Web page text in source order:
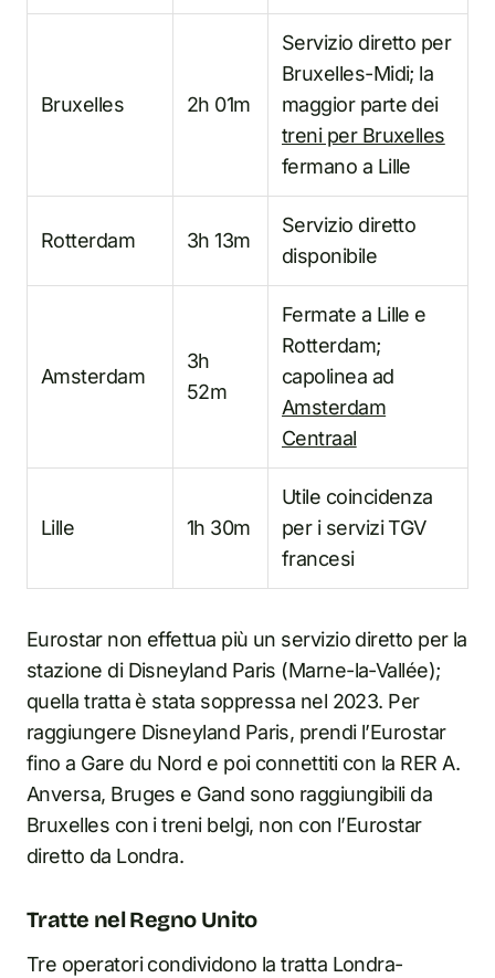
Bruxelles 2h 01m
Servizio diretto per
Bruxelles-Midi; la
maggior parte dei
treni per Bruxelles
fermano a Lille
Rotterdam 3h 13m
Servizio diretto
disponibile
Amsterdam
3h
52m
Fermate a Lille e
Rotterdam;
capolinea ad
Amsterdam
Centraal
Lille 1h 30m
Utile coincidenza
per i servizi TGV
francesi
Eurostar non effettua più un servizio diretto per la
stazione di Disneyland Paris (Marne-la-Vallée);
quella tratta è stata soppressa nel 2023. Per
raggiungere Disneyland Paris, prendi l’Eurostar
fino a Gare du Nord e poi connettiti con la RER A.
Anversa, Bruges e Gand sono raggiungibili da
Bruxelles con i treni belgi, non con l’Eurostar
diretto da Londra.
Tratte nel Regno Unito
Tre operatori condividono la tratta Londra-